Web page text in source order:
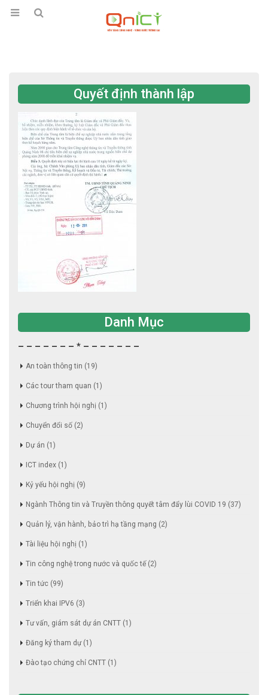
Quyết định thành lập
Danh Mục
– – – – – – – * – – – – – – –
An toàn thông tin (19)
Các tour tham quan (1)
Chương trình hội nghị (1)
Chuyển đổi số (2)
Dự án (1)
ICT index (1)
Kỷ yếu hội nghị (9)
Ngành Thông tin và Truyền thông quyết tâm đẩy lùi COVID 19 (37)
Quản lý, vận hành, bảo trì hạ tầng mạng (2)
Tài liệu hội nghị (1)
Tin công nghệ trong nước và quốc tế (2)
Tin tức (99)
Triển khai IPV6 (3)
Tư vấn, giám sát dự án CNTT (1)
Đăng ký tham dự(1)
Đào tạo chứng chỉ CNTT (1)